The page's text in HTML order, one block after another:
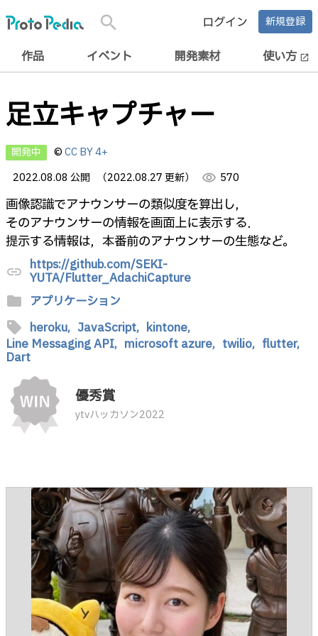
search ログイン 新規登録
作品 イベント 開発素材 使い方 open_in_new
足立キャプチャー
開発中 ©CC BY 4+
2022.08.08 公開
（2022.08.27 更新） visibility 570
画像認識でアナウンサーの類似度を算出し，
そのアナウンサーの情報を画面上に表示する．
提示する情報は，本番前のアナウンサーの生態など。
link https://github.com/SEKI-
YUTA/Flutter_AdachiCapture
folder アプリケーション
sell heroku, JavaScript, kintone,
Line Messaging API, microsoft azure, twilio, flutter,
Dart
優秀賞
ytvハッカソン2022